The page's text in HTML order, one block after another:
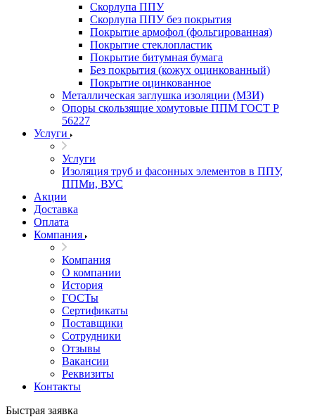
Скорлупа ППУ
Скорлупа ППУ без покрытия
Покрытие армофол (фольгированная)
Покрытие стеклопластик
Покрытие битумная бумага
Без покрытия (кожух оцинкованный)
Покрытие оцинкованное
Металлическая заглушка изоляции (МЗИ)
Опоры скользящие хомутовые ППМ ГОСТ Р
56227
Услуги
Услуги
Изоляция труб и фасонных элементов в ППУ,
ППМи, ВУС
Акции
Доставка
Оплата
Компания
Компания
О компании
История
ГОСТы
Сертификаты
Поставщики
Сотрудники
Отзывы
Вакансии
Реквизиты
Контакты
Быстрая заявка